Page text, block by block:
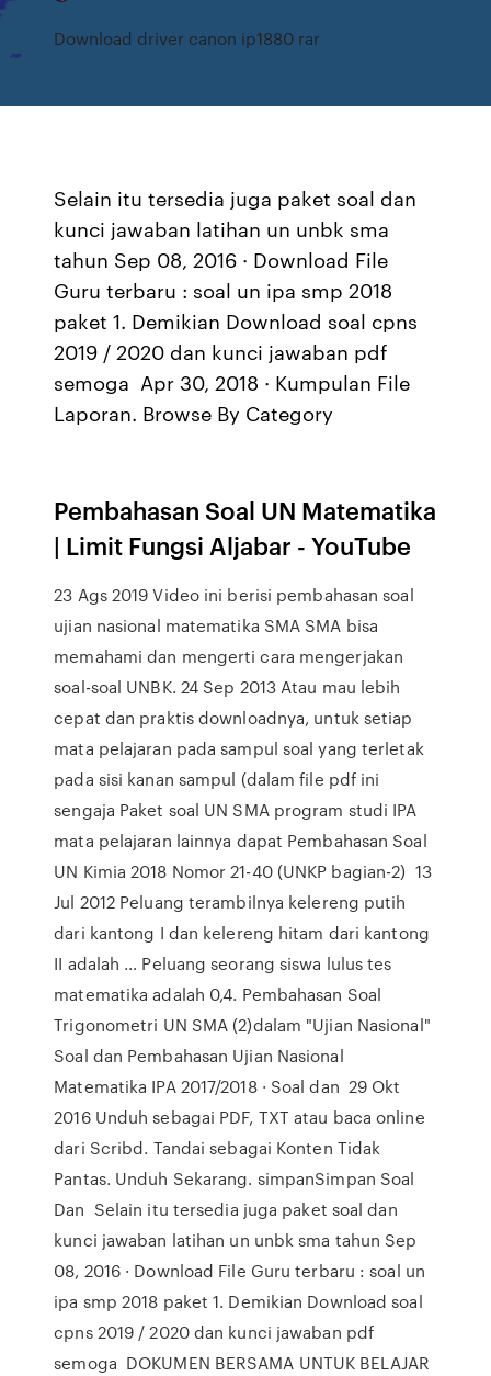
Download driver canon ip1880 rar
Selain itu tersedia juga paket soal dan
kunci jawaban latihan un unbk sma
tahun Sep 08, 2016 · Download File
Guru terbaru : soal un ipa smp 2018
paket 1. Demikian Download soal cpns
2019 / 2020 dan kunci jawaban pdf
semoga Apr 30, 2018 · Kumpulan File
Laporan. Browse By Category
Pembahasan Soal UN Matematika
| Limit Fungsi Aljabar - YouTube
23 Ags 2019 Video ini berisi pembahasan soal
ujian nasional matematika SMA SMA bisa
memahami dan mengerti cara mengerjakan
soal-soal UNBK. 24 Sep 2013 Atau mau lebih
cepat dan praktis downloadnya, untuk setiap
mata pelajaran pada sampul soal yang terletak
pada sisi kanan sampul (dalam file pdf ini
sengaja Paket soal UN SMA program studi IPA
mata pelajaran lainnya dapat Pembahasan Soal
UN Kimia 2018 Nomor 21-40 (UNKP bagian-2) 13
Jul 2012 Peluang terambilnya kelereng putih
dari kantong I dan kelereng hitam dari kantong
II adalah … Peluang seorang siswa lulus tes
matematika adalah 0,4. Pembahasan Soal
Trigonometri UN SMA (2)dalam "Ujian Nasional"
Soal dan Pembahasan Ujian Nasional
Matematika IPA 2017/2018 · Soal dan 29 Okt
2016 Unduh sebagai PDF, TXT atau baca online
dari Scribd. Tandai sebagai Konten Tidak
Pantas. Unduh Sekarang. simpanSimpan Soal
Dan Selain itu tersedia juga paket soal dan
kunci jawaban latihan un unbk sma tahun Sep
08, 2016 · Download File Guru terbaru : soal un
ipa smp 2018 paket 1. Demikian Download soal
cpns 2019 / 2020 dan kunci jawaban pdf
semoga DOKUMEN BERSAMA UNTUK BELAJAR